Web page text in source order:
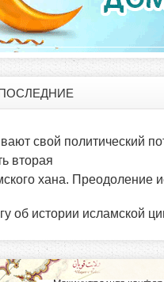
свой политический
вторая
хана. Преодоление
об истории исламской